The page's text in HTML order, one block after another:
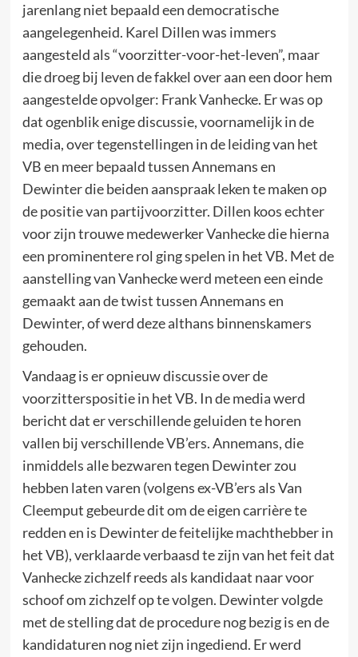
jarenlang niet bepaald een democratische
aangelegenheid. Karel Dillen was immers
aangesteld als “voorzitter-voor-het-leven”, maar
die droeg bij leven de fakkel over aan een door hem
aangestelde opvolger: Frank Vanhecke. Er was op
dat ogenblik enige discussie, voornamelijk in de
media, over tegenstellingen in de leiding van het
VB en meer bepaald tussen Annemans en
Dewinter die beiden aanspraak leken te maken op
de positie van partijvoorzitter. Dillen koos echter
voor zijn trouwe medewerker Vanhecke die hierna
een prominentere rol ging spelen in het VB. Met de
aanstelling van Vanhecke werd meteen een einde
gemaakt aan de twist tussen Annemans en
Dewinter, of werd deze althans binnenskamers
gehouden.
Vandaag is er opnieuw discussie over de
voorzitterspositie in het VB. In de media werd
bericht dat er verschillende geluiden te horen
vallen bij verschillende VB’ers. Annemans, die
inmiddels alle bezwaren tegen Dewinter zou
hebben laten varen (volgens ex-VB’ers als Van
Cleemput gebeurde dit om de eigen carrière te
redden en is Dewinter de feitelijke machthebber in
het VB), verklaarde verbaasd te zijn van het feit dat
Vanhecke zichzelf reeds als kandidaat naar voor
schoof om zichzelf op te volgen. Dewinter volgde
met de stelling dat de procedure nog bezig is en de
kandidaturen nog niet zijn ingediend. Er werd